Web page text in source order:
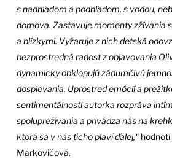
s nadhľadom a podhľadom, s vodou,
domova. Zastavuje momenty zžívania
a blízkymi. Vyžaruje z nich detská
bezprostredná radosť z objavovania
dynamicky obklopujú zádumčivú
dospievania. Uprostred emócií a
sentimentálnosti autorka rozpráva
spoluprežívania a privádza nás na
ktorá sa v nás ticho plaví ďalej,“
Markovičová.